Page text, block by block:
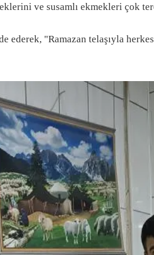
ve susamlı ekmekleri çok
"Ramazan telaşıyla